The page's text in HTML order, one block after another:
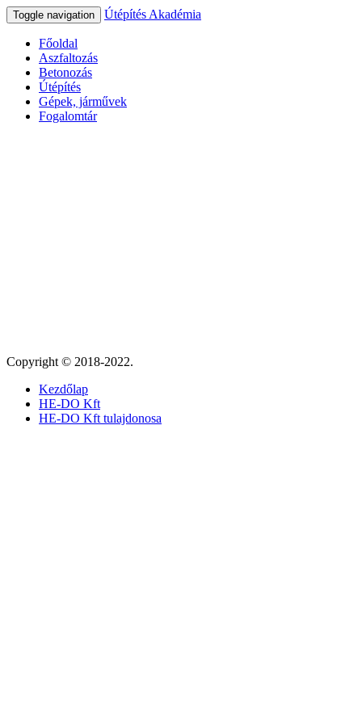
Toggle navigation Útépítés Akadémia
Főoldal
Aszfaltozás
Betonozás
Útépítés
Gépek, járművek
Fogalomtár
Copyright © 2018-2022.
Kezdőlap
HE-DO Kft
HE-DO Kft tulajdonosa